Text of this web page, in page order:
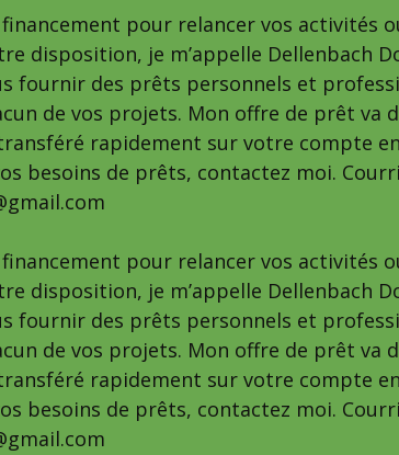
pour relancer vos activités
disposition, je m’appelle Dellenbach
fournir des prêts personnels et
de vos projets. Mon offre de prêt va
rapidement sur votre compte
besoins de prêts, contactez moi.
pour relancer vos activités
disposition, je m’appelle Dellenbach
fournir des prêts personnels et
de vos projets. Mon offre de prêt va
rapidement sur votre compte
besoins de prêts, contactez moi.